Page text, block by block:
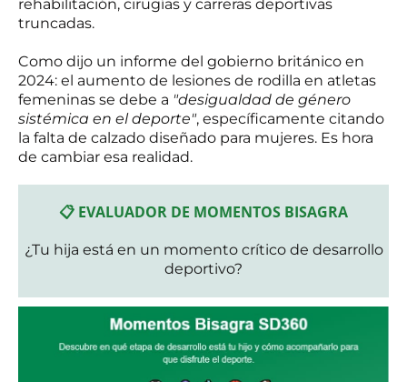
rehabilitación, cirugías y carreras deportivas
truncadas.
Como dijo un informe del gobierno británico en
2024: el aumento de lesiones de rodilla en atletas
femeninas se debe a "desigualdad de género
sistémica en el deporte", específicamente citando
la falta de calzado diseñado para mujeres. Es hora
de cambiar esa realidad.
📋 EVALUADOR DE MOMENTOS BISAGRA
¿Tu hija está en un momento crítico de desarrollo
deportivo?